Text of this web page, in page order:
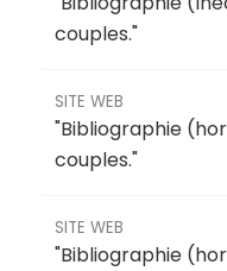
couples."
SITE WEB
"Bibliographie
couples."
SITE WEB
"Bibliographie